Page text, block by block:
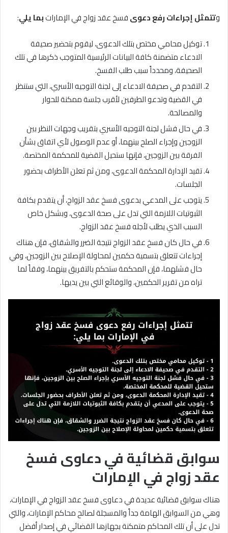
وتتمثل إجراءات رفع دعوىفسخ عقد زواج في الإماراتبما يلي:
توكيل محامي مختص بتلك الدعوى، ليقوم بتحضير صحيفة
الادعاء متضمنة كافة البيانات الرئيسية المتوجب ذكرها في تلك
الصحيفة، ومحدداً سبب طلب الفسخ.
التقدم في صحيفة الادعاء إلى لجنة التوجيه الأسري، التي ستنظر
في القضية وتدعو الطرفين لأقرب جلسة ممكنة للحوار
والمصالحة.
في حال فشل لجنة التوجيه الأسري بتقريب وجهات النظر بين
الزوجين وإجراء الصلح بينهما، أو عدم الوصول لأي اتفاق بشأن
الفرقة بين الزوجين، فإنها ستحيل القضية للمحكمة المختصة.
تقيد الإدارة المحكمة الدعوى، ومن ثم تعلن الأطراف بحضور
الجلسات.
يتوجب على المدعي بدعوى فسخ عقد الزواج، أن يتقدم بكافة
الثبوتيات اللازمة التي تدل على صحة الدعوى، وبشكل خاص
السبب الذي يطلب لأجله فسخ عقد الزواج.
في حال كان فسخ عقد الزواج نتيجة الضرر والشقاق، فإن هناك
إجراءات تتعلق بتسمية حكمين لمحاولة الإصلاح بين الزوجين، وفي
حال فشلهما، فإن المحكمة ستحكم بالتفريق بينهما، وفقاً لما
تراه من تقرير الحكمين، والوقائع التي بين يديها.
سوابق قضائية في دعاوى فسخ
عقد زواج في الإمارات
هناك سوابق قضائية عديدة في دعاوى فسخ عقد الزواج في الإمارات،
وهي من السوابق الهامة جداً والمسجلة لصالح محاكم الإمارات، والتي
تدل على أن تلك المحاكم متمكنة بجهازها القضائي في إصدار أفضل